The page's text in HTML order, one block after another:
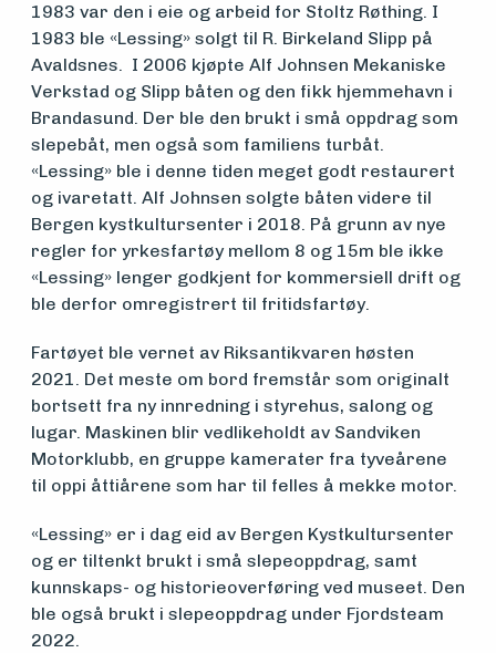
Vern,
vedlikehold
og drift
Om
foreningen
Arrangementer
1983 var den i eie og arbeid for Stoltz Røthing. I
1983 ble «Lessing» solgt til R. Birkeland Slipp på
Avaldsnes. I 2006 kjøpte Alf Johnsen Mekaniske
Verkstad og Slipp båten og den fikk hjemmehavn i
Brandasund. Der ble den brukt i små oppdrag som
slepebåt, men også som familiens turbåt.
«Lessing» ble i denne tiden meget godt restaurert
og ivaretatt. Alf Johnsen solgte båten videre til
Bergen kystkultursenter i 2018. På grunn av nye
regler for yrkesfartøy mellom 8 og 15m ble ikke
«Lessing» lenger godkjent for kommersiell drift og
ble derfor omregistrert til fritidsfartøy.
Fartøyet ble vernet av Riksantikvaren høsten
2021. Det meste om bord fremstår som originalt
bortsett fra ny innredning i styrehus, salong og
lugar. Maskinen blir vedlikeholdt av Sandviken
Motorklubb, en gruppe kamerater fra tyveårene
til oppi åttiårene som har til felles å mekke motor.
«Lessing» er i dag eid av Bergen Kystkultursenter
og er tiltenkt brukt i små slepeoppdrag, samt
kunnskaps- og historieoverføring ved museet. Den
ble også brukt i slepeoppdrag under Fjordsteam
2022.